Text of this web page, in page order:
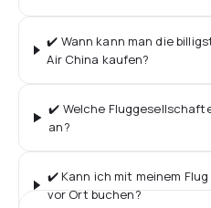
✔️ Wann kann man die
Air China kaufen?
✔️ Welche
an?
✔️ Kann ich mit meinem
vor Ort buchen?